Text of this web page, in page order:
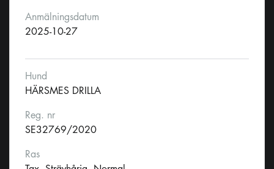
Anmälningsdatum
2025-10-27
Hund
HÄRSMES DRILLA
Reg. nr
SE32769/2020
Ras